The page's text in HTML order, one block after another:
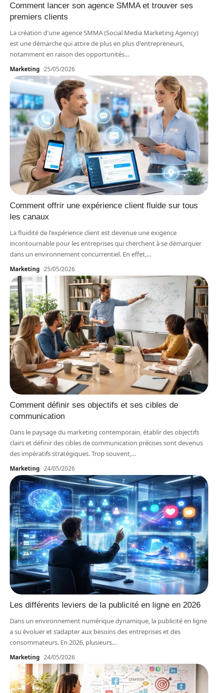
Comment lancer son agence SMMA et trouver ses
premiers clients
La création d'une agence SMMA (Social Media Marketing Agency)
est une démarche qui attire de plus en plus d'entrepreneurs,
notamment en raison des opportunités…
Marketing 25/05/2026
Comment offrir une expérience client fluide sur tous
les canaux
La fluidité de l'expérience client est devenue une exigence
incontournable pour les entreprises qui cherchent à se démarquer
dans un environnement concurrentiel. En effet, …
Marketing 25/05/2026
Comment définir ses objectifs et ses cibles de
communication
Dans le paysage du marketing contemporain, établir des objectifs
clairs et définir des cibles de communication précises sont devenus
des impératifs stratégiques. Trop souvent,…
Marketing 24/05/2026
Les différents leviers de la publicité en ligne en 2026
Dans un environnement numérique dynamique, la publicité en ligne
a su évoluer et s’adapter aux besoins des entreprises et des
consommateurs. En 2026, plusieurs…
Marketing 24/05/2026